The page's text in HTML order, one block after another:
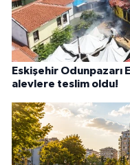
Eskişehir Odunpazarı
alevlere teslim oldu!